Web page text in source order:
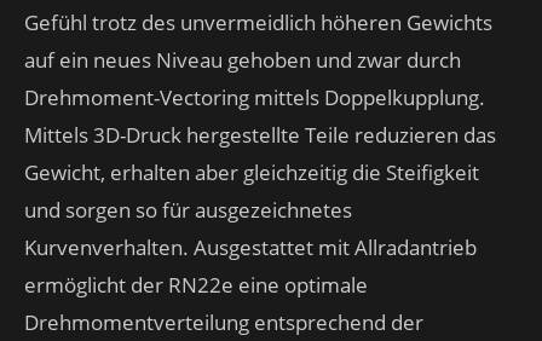
Gefühl trotz des unvermeidlich höheren Gewichts
auf ein neues Niveau gehoben und zwar durch
Drehmoment-Vectoring mittels Doppelkupplung.
Mittels 3D-Druck hergestellte Teile reduzieren das
Gewicht, erhalten aber gleichzeitig die Steifigkeit
und sorgen so für ausgezeichnetes
Kurvenverhalten. Ausgestattet mit Allradantrieb
ermöglicht der RN22e eine optimale
Drehmomentverteilung entsprechend der